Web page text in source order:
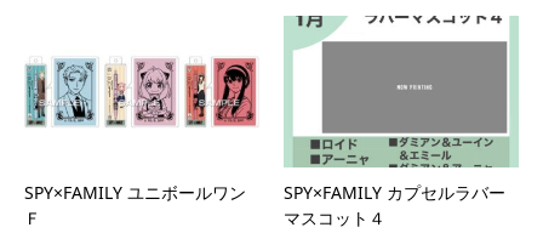
SPY×FAMILY ユニボールワン
Ｆ
SPY×FAMILY カプセルラバー
マスコット４